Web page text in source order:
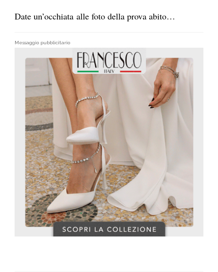
Date un’occhiata alle foto della prova abito…
Messaggio pubblicitario